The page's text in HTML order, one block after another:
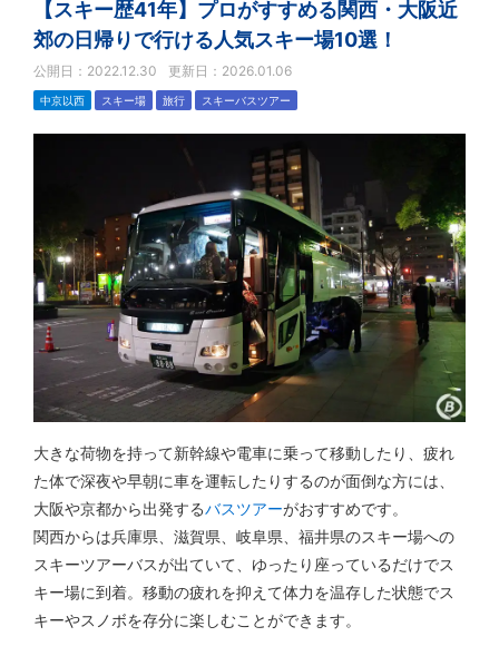
【スキー歴41年】プロがすすめる関西・大阪近
郊の日帰りで行ける人気スキー場10選！
公開日：2022.12.30 更新日：2026.01.06
中京以西 スキー場 旅行 スキーバスツアー
大きな荷物を持って新幹線や電車に乗って移動したり、疲れ
た体で深夜や早朝に車を運転したりするのが面倒な方には、
大阪や京都から出発するバスツアーがおすすめです。
関西からは兵庫県、滋賀県、岐阜県、福井県のスキー場への
スキーツアーバスが出ていて、ゆったり座っているだけでス
キー場に到着。移動の疲れを抑えて体力を温存した状態でス
キーやスノボを存分に楽しむことができます。